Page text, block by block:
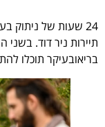
24 שעות של ניתוק
תיירות ניר דוד.
בריאובעיקר תוכלו